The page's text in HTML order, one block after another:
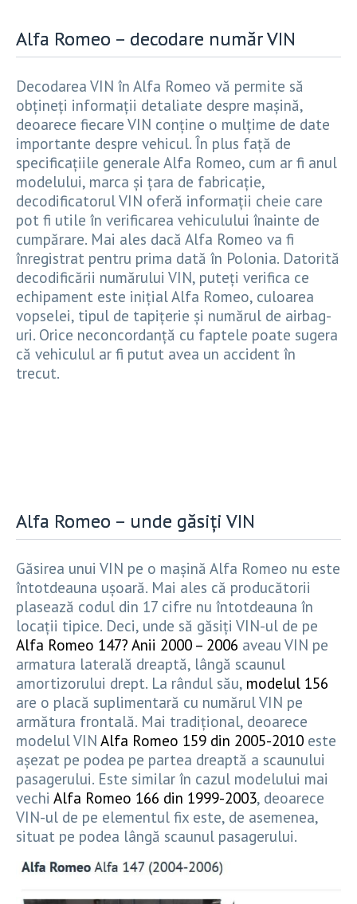
Alfa Romeo – decodare număr VIN
Decodarea VIN în Alfa Romeo vă permite să
obțineți informații detaliate despre mașină,
deoarece fiecare VIN conține o mulțime de date
importante despre vehicul. În plus față de
specificațiile generale Alfa Romeo, cum ar fi anul
modelului, marca și țara de fabricație,
decodificatorul VIN oferă informații cheie care
pot fi utile în verificarea vehiculului înainte de
cumpărare. Mai ales dacă Alfa Romeo va fi
înregistrat pentru prima dată în Polonia. Datorită
decodificării numărului VIN, puteți verifica ce
echipament este inițial Alfa Romeo, culoarea
vopselei, tipul de tapițerie și numărul de airbag-
uri. Orice neconcordanță cu faptele poate sugera
că vehiculul ar fi putut avea un accident în
trecut.
Alfa Romeo – unde găsiți VIN
Găsirea unui VIN pe o mașină Alfa Romeo nu este
întotdeauna ușoară. Mai ales că producătorii
plasează codul din 17 cifre nu întotdeauna în
locații tipice. Deci, unde să găsiți VIN-ul de pe
Alfa Romeo 147? Anii 2000 – 2006 aveau VIN pe
armatura laterală dreaptă, lângă scaunul
amortizorului drept. La rândul său, modelul 156
are o placă suplimentară cu numărul VIN pe
armătura frontală. Mai tradițional, deoarece
modelul VIN Alfa Romeo 159 din 2005-2010 este
așezat pe podea pe partea dreaptă a scaunului
pasagerului. Este similar în cazul modelului mai
vechi Alfa Romeo 166 din 1999-2003, deoarece
VIN-ul de pe elementul fix este, de asemenea,
situat pe podea lângă scaunul pasagerului.